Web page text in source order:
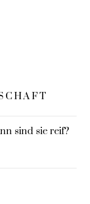
sind sie reif?